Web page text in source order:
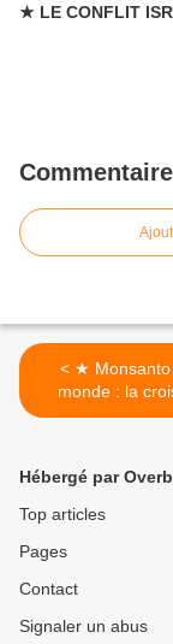
★ LE CONFLIT
< ★ Monsanto et son
monde : la
stérile
Hébergé par
Top articles
Pages
Contact
Signaler un abus